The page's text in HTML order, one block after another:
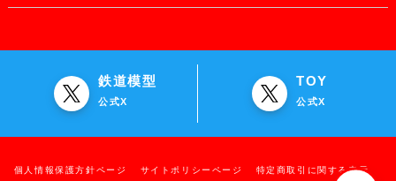
鉄道模型
公式X
TOY
公式X
個人情報保護方針ページ サイトポリシーページ 特定商取引に関する表示